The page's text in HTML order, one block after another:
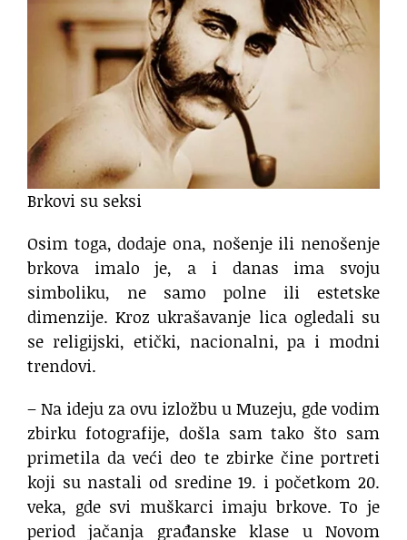
Brkovi su seksi
Osim toga, dodaje ona, nošenje ili nenošenje
brkova imalo je, a i danas ima svoju
simboliku, ne samo polne ili estetske
dimenzije. Kroz ukrašavanje lica ogledali su
se religijski, etički, nacionalni, pa i modni
trendovi.
– Na ideju za ovu izložbu u Muzeju, gde vodim
zbirku fotografije, došla sam tako što sam
primetila da veći deo te zbirke čine portreti
koji su nastali od sredine 19. i početkom 20.
veka, gde svi muškarci imaju brkove. To je
period jačanja građanske klase u Novom